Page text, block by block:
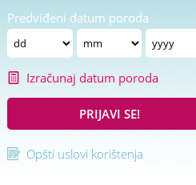
Predviđeni datum poroda
Izračunaj datum poroda
PRIJAVI SE!
Opšti uslovi korištenja